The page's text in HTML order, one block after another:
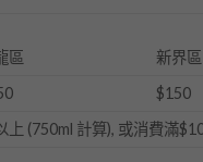
區 新界區
$150
(750ml 計算), 或消費滿